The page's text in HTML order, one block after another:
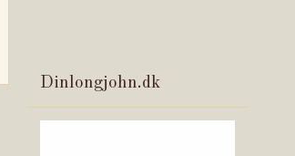
Dinlongjohn.dk